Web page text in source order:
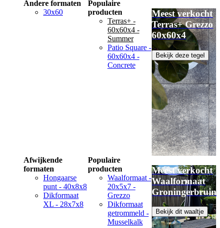
Andere formaten
30x60
Populaire
producten
Terras+ -
60x60x4 -
Summer
Patio Square -
60x60x4 -
Concrete
Meest verkocht
Terras+ Grezzo
60x60x4
Bekijk deze tegel
Afwijkende
formaten
Hongaarse
punt - 40x8x8
Dikformaat
XL - 28x7x8
Populaire
producten
Waalformaat -
20x5x7 -
Grezzo
Dikformaat
getrommeld -
Musselkalk
Meest verkocht
Waalformaat
Groningerbruin
Bekijk dit waaltje